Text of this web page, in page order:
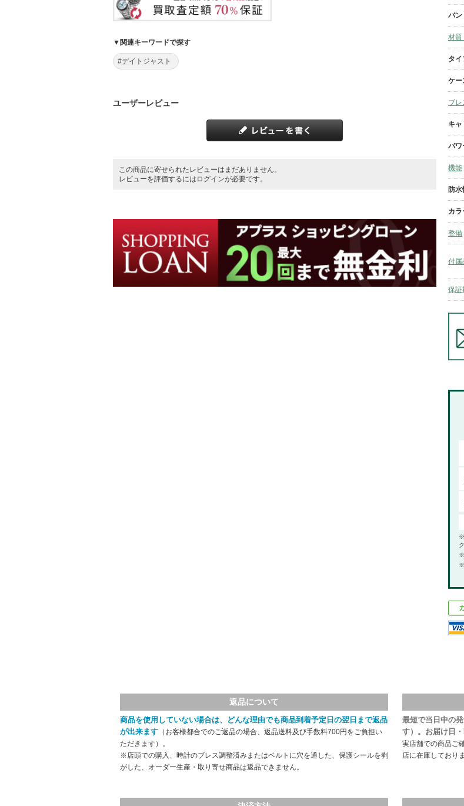
▼関連キーワードで探す
#デイトジャスト
ユーザーレビュー
この商品に寄せられたレビューはまだありません。
レビューを評価するには ログインが必要です。
バン
材質
タイ
ケー
ブレ
キャ
パワ
機能
防水
カラ
整備
付属
保証
※
※
※
返品について
商品を使用していない場合は、どんな理由でも商品到着予定日の翌日まで返品
が出来ます （お客様都合でのご返品の場合、返品送料及び手数料700円をご負担い
ただきます）。
※店頭での購入、時計のブレス調整済みまたはベルトに穴を通した、保護シールを剥
がした、オーダー生産・取り寄せ商品は返品できません。
最短で当日中の
す）。お届け日
実店舗での商品ご
店に在庫しておりま